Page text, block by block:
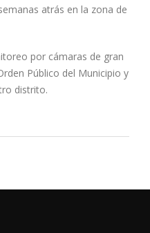
atrás en la zona de
por cámaras de gran
Público del Municipio y
distrito.